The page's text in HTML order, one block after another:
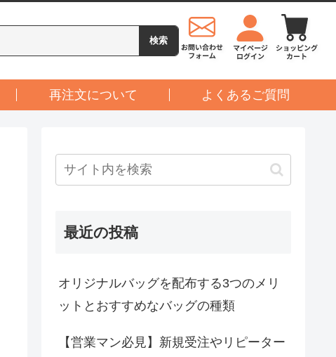
再注文について よくあるご質問
最近の投稿
オリジナルバッグを配布する3つのメリ
ットとおすすめなバッグの種類
【営業マン必見】新規受注やリピーター